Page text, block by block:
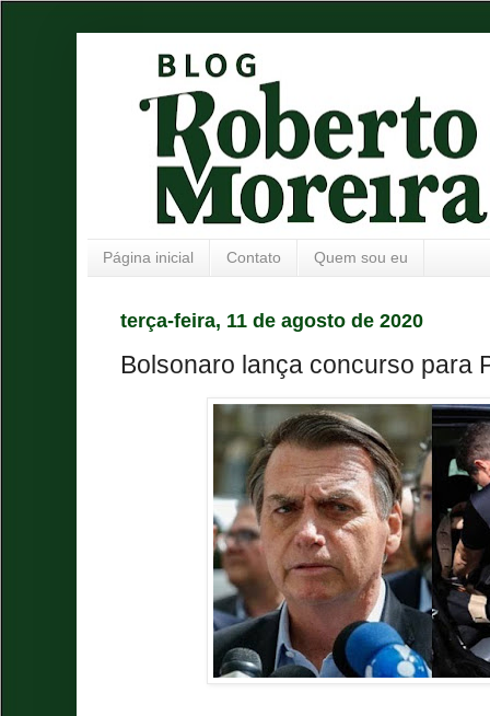
Página inicial Contato Quem sou eu
terça-feira, 11 de agosto de 2020
Bolsonaro lança concurso para